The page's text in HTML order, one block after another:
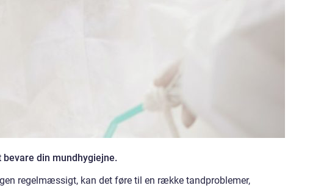
din mundhygiejne.
regelmæssigt, kan det føre til en række tandproblemer,